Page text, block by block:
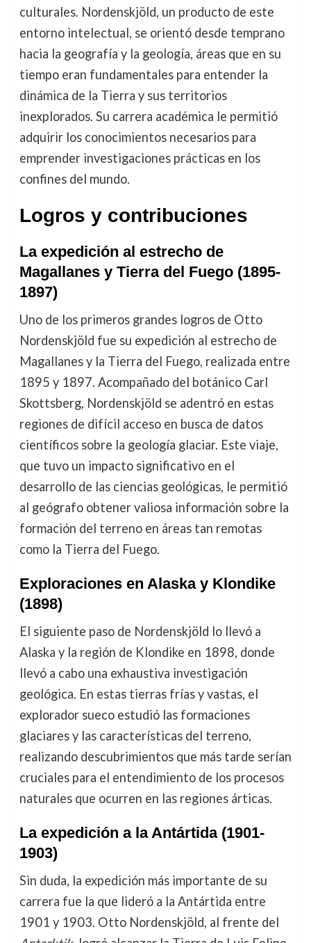
culturales. Nordenskjöld, un producto de este
entorno intelectual, se orientó desde temprano
hacia la geografía y la geología, áreas que en su
tiempo eran fundamentales para entender la
dinámica de la Tierra y sus territorios
inexplorados. Su carrera académica le permitió
adquirir los conocimientos necesarios para
emprender investigaciones prácticas en los
confines del mundo.
Logros y contribuciones
La expedición al estrecho de
Magallanes y Tierra del Fuego (1895-
1897)
Uno de los primeros grandes logros de Otto
Nordenskjöld fue su expedición al estrecho de
Magallanes y la Tierra del Fuego, realizada entre
1895 y 1897. Acompañado del botánico Carl
Skottsberg, Nordenskjöld se adentró en estas
regiones de difícil acceso en busca de datos
científicos sobre la geología glaciar. Este viaje,
que tuvo un impacto significativo en el
desarrollo de las ciencias geológicas, le permitió
al geógrafo obtener valiosa información sobre la
formación del terreno en áreas tan remotas
como la Tierra del Fuego.
Exploraciones en Alaska y Klondike
(1898)
El siguiente paso de Nordenskjöld lo llevó a
Alaska y la región de Klondike en 1898, donde
llevó a cabo una exhaustiva investigación
geológica. En estas tierras frías y vastas, el
explorador sueco estudió las formaciones
glaciares y las características del terreno,
realizando descubrimientos que más tarde serían
cruciales para el entendimiento de los procesos
naturales que ocurren en las regiones árticas.
La expedición a la Antártida (1901-
1903)
Sin duda, la expedición más importante de su
carrera fue la que lideró a la Antártida entre
1901 y 1903. Otto Nordenskjöld, al frente del